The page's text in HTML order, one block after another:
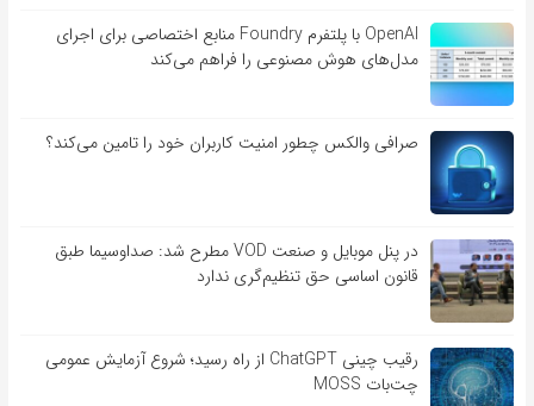
OpenAI با پلتفرم Foundry منابع اختصاصی برای اجرای
مدل‌های هوش مصنوعی را فراهم می‌کند
صرافی والکس چطور امنیت کاربران خود را تامین می‌کند؟
در پنل موبایل و صنعت VOD مطرح شد: صداوسیما طبق
قانون اساسی حق تنظیم‌گری ندارد
رقیب چینی ChatGPT از راه رسید؛ شروع آزمایش عمومی
چت‌بات MOSS